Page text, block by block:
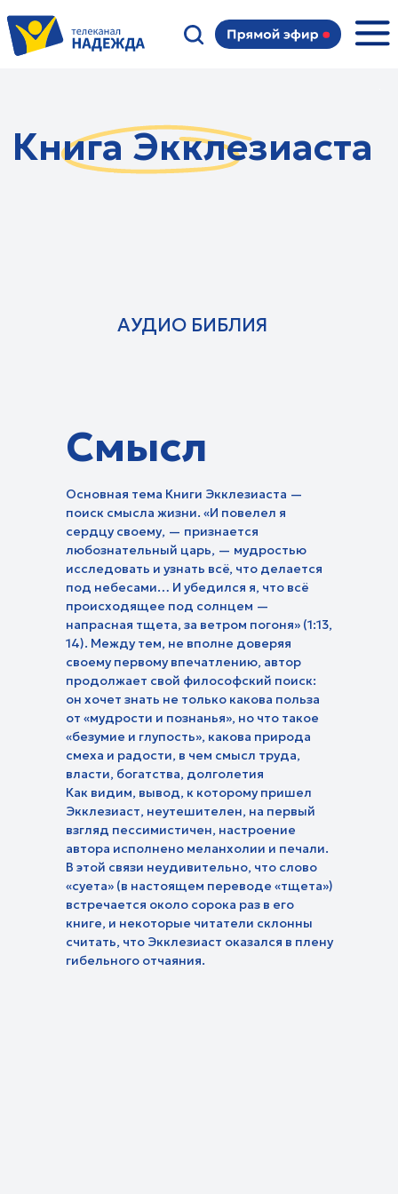
Смысл
Основная тема Книги Экклезиаста —
поиск смысла жизни. «И повелел я
сердцу своему, — признается
любознательный царь, — мудростью
исследовать и узнать всё, что делается
под небесами… И убедился я, что всё
происходящее под солнцем —
напрасная тщета, за ветром погоня» (1:13,
14). Между тем, не вполне доверяя
своему первому впечатлению, автор
продолжает свой философский поиск:
он хочет знать не только какова польза
от «мудрости и познанья», но что такое
«безумие и глупость», какова природа
смеха и радости, в чем смысл труда,
власти, богатства, долголетия
Как видим, вывод, к которому пришел
Экклезиаст, неутешителен, на первый
взгляд пессимистичен, настроение
автора исполнено меланхолии и печали.
В этой связи неудивительно, что слово
«суета» (в настоящем переводе «тщета»)
встречается около сорока раз в его
книге, и некоторые читатели склонны
считать, что Экклезиаст оказался в плену
гибельного отчаяния.
Чудеса каждый день
Истории одного дня
Детские:
Кубик рубрик
Библейские истории
В гостях у Библии
Прокрастинация
Эмоциональный интеллект
Исцеление от горя
Восстановление
Центр поддержки и
усыновления в действии
Технология изобилия
О чем говорят женщины
Уроки творчества
Исследования:
Библия. Раскапывая прошлое
По тернистому пути
Не просто путешествие
Бог на моей стороне
Евангелие на карте
паломников
Моя история. 180 градусов
Документальные фильмы
Я - женщина
Молодежные:
Про призвание
Будь в теме
Тема дня
Мужской характер
Религия, права и